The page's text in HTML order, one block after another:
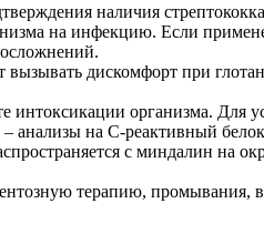
наличия
на инфекцию. Если
дискомфорт при
интоксикации организма.
анализы на С-реактивный
с миндалин на
терапию, промывания,